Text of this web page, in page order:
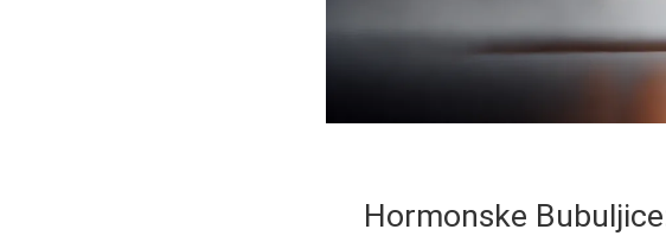
Hormonske